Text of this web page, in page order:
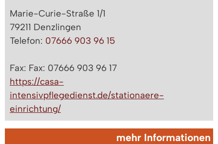
Marie-Curie-Straße 1/1
79211 Denzlingen
Telefon: 07666 903 96 15
Fax: Fax: 07666 903 96 17
https://casa-
intensivpflegedienst.de/stationaere-
einrichtung/
mehr Informationen